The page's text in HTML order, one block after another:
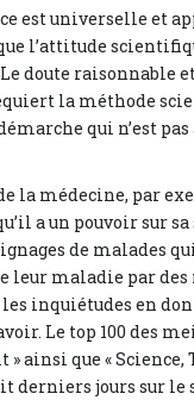
est universelle et
l’attitude
doute raisonnable
la méthode
qui n’est pas
la médecine, par
a un pouvoir sur sa
de malades
leur maladie par des
inquiétudes en
Le top 100 des
» ainsi que « Science,
derniers jours sur le